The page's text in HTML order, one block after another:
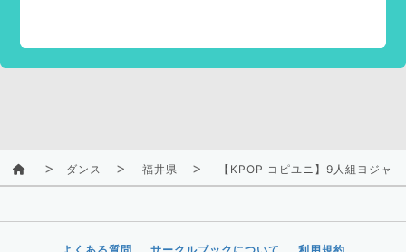
ダンス 福井県 【KPOP コピユニ】9人組ヨジャ